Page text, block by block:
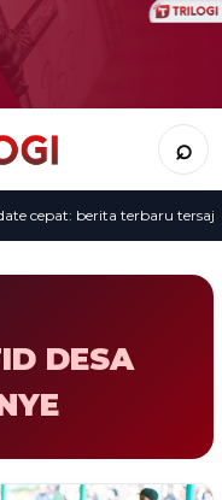
⌕
cepat: berita terbaru tersaji
DESA